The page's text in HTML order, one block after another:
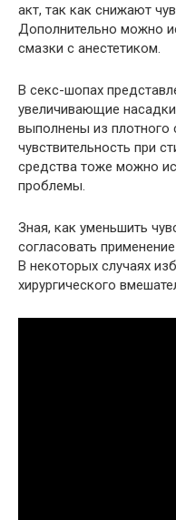
акт, так как снижают
Дополнительно можно
смазки с анестетиком.
В секс-шопах
увеличивающие
выполнены из плотного
чувствительность при
средства тоже можно
проблемы.
Зная, как уменьшить
согласовать
В некоторых случаях
хирургического